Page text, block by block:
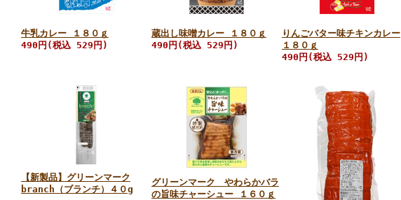
牛乳カレー １８０ｇ
490円(税込 529円)
蔵出し味噌カレー １８０ｇ
490円(税込 529円)
りんごバター味チキンカレー
１８０ｇ
490円(税込 529円)
【新製品】グリーンマーク
branch（ブランチ）４０g
グリーンマーク やわらかバラ
の旨味チャーシュー １６０ｇ